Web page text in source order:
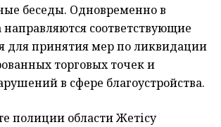
беседы. Одновременно в
направляются соответствующие
для принятия мер по ликвидации
торговых точек и
в сфере благоустройства.
полиции области Жетісу